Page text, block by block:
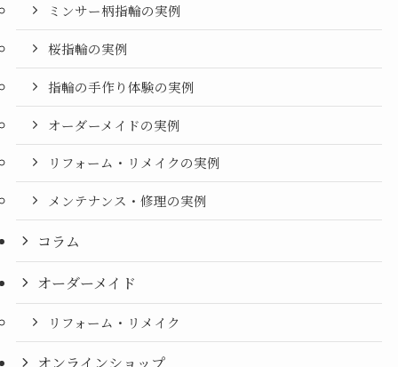
ミンサー柄指輪の実例
桜指輪の実例
指輪の手作り体験の実例
オーダーメイドの実例
リフォーム・リメイクの実例
メンテナンス・修理の実例
コラム
オーダーメイド
リフォーム・リメイク